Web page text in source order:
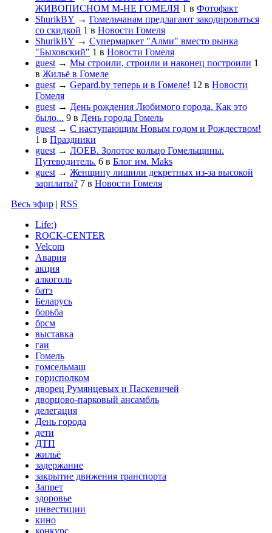
ЖИВОПИСНОМ М-НЕ ГОМЕЛЯ 1 в Фотофакт
ShurikBY → Гомельчанам предлагают закодироваться
со скидкой 1 в Новости Гомеля
ShurikBY → Супермаркет "Алми" вместо рынка
"Быховский" 1 в Новости Гомеля
guest → Мы строили, строили и наконец построили 1
в Жильё в Гомеле
guest → Gepard.by теперь и в Гомеле! 12 в Новости
Гомеля
guest → День рождения Любимого города. Как это
было... 9 в День города Гомель
guest → С наступающим Новым годом и Рождеством!
1 в Праздники
guest → ЛОЕВ. Золотое кольцо Гомельщины.
Путеводитель. 6 в Блог им. Maks
guest → Женщину лишили декретных из-за высокой
зарплаты? 7 в Новости Гомеля
Весь эфир | RSS
Life:)
ROCK-CENTER
Velcom
Авария
акция
алкоголь
батэ
Беларусь
борьба
брсм
выставка
гаи
Гомель
гомсельмаш
горисполком
дворец Румянцевых и Паскевичей
дворцово-парковый ансамбль
делегация
День города
дети
ДТП
жильё
задержание
закрытие движения транспорта
Запрет
здоровье
инвестиции
кино